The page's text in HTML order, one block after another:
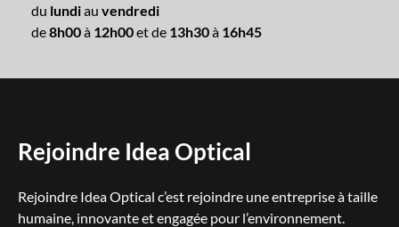
du lundiau vendredi
de8h00à 12h00et de 13h30à 16h45
Rejoindre Idea Optical
Rejoindre Idea Optical c’est rejoindre une entreprise à taille
humaine, innovante et engagée pour l’environnement.